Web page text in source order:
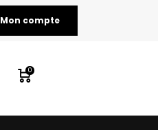
Mon compte
0